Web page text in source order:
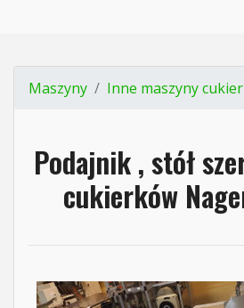
Maszyny Inne maszyny
Podajnik , stół
cukierków